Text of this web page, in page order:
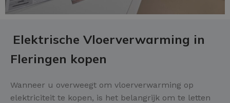
Elektrische Vloerverwarming in
Fleringen kopen
Wanneer u overweegt om vloerverwarming op
elektriciteit te kopen, is het belangrijk om te letten